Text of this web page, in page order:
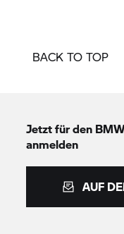
BACK TO TOP
Jetzt für den
anmelden
AUF